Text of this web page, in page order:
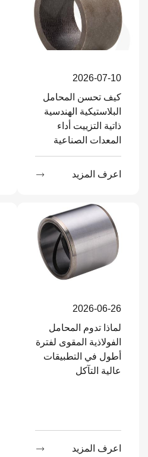
2026-07-10
كيف تحسن المحامل
البلاستيكية الهندسية
ذاتية التزييت أداء
المعدات الصناعية
اعرف المزيد 
2026-06-26
لماذا تدوم المحامل
الفولاذية المقوى لفترة
أطول في التطبيقات
عالية التآكل
اعرف المزيد 